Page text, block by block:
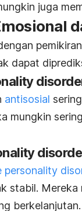
juga
dapat
antisosial
mungkin
personality
stabil.
berkelanjutan.